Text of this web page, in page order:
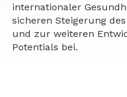
internationaler
sicheren Steigerung
und zur weiteren
Potentials bei.